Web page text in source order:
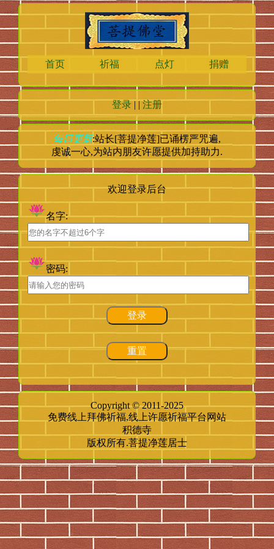
首页 祈福 点灯 捐赠
登录| |注册
每日更新:站长[菩提净莲]已诵楞严咒遍,
虔诚一心,为站内朋友许愿提供加持助力.
欢迎登录后台
名字:
密码:
登录
重置
Copyright © 2011-2025
免费线上拜佛祈福,线上许愿祈福平台网站
积德寺
版权所有.菩提净莲居士